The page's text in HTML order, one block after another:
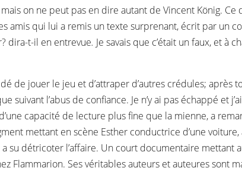
on ne peut pas en dire autant de Vincent König. Ce
amis qui lui a remis un texte surprenant, écrit par un
dira-t-il en entrevue. Je savais que c’était un faux, et à
de jouer le jeu et d’attraper d’autres crédules;
l’abus de confiance. Je n’y ai pas échappé et
capacité de lecture plus fine que la mienne, a
mettant en scène Esther conductrice d’une voiture,
su détricoter l’affaire. Un court documentaire
Flammarion. Ses véritables auteurs et auteures sont